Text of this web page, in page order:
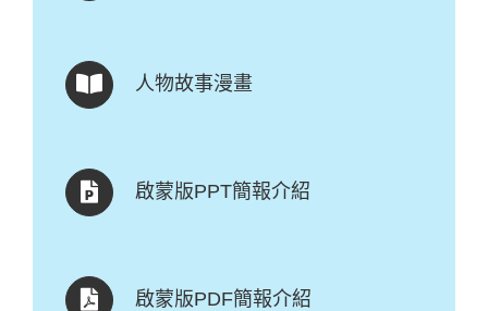
人物故事漫畫
啟蒙版PPT簡報介紹
啟蒙版PDF簡報介紹